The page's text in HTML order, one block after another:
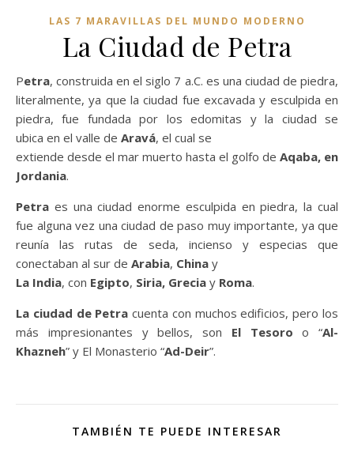
LAS 7 MARAVILLAS DEL MUNDO MODERNO
La Ciudad de Petra
Petra, construida en el siglo 7 a.C. es una ciudad de piedra,
literalmente, ya que la ciudad fue excavada y esculpida en
piedra, fue fundada por los edomitas y la ciudad se
ubica en el valle de Aravá, el cual se
extiende desde el mar muerto hasta el golfo de Aqaba, en
Jordania.
Petra es una ciudad enorme esculpida en piedra, la cual
fue alguna vez una ciudad de paso muy importante, ya que
reunía las rutas de seda, incienso y especias que
conectaban al sur de Arabia, China y
La India, con Egipto, Siria, Grecia y Roma.
La ciudad de Petra cuenta con muchos edificios, pero los
más impresionantes y bellos, son El Tesoro o “Al-
Khazneh” y El Monasterio “Ad-Deir”.
TAMBIÉN TE PUEDE INTERESAR